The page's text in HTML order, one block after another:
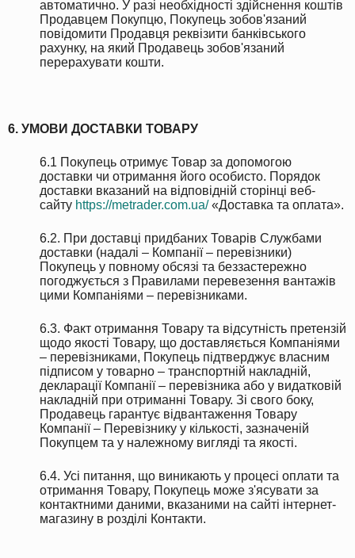
автоматично. У разі необхідності здійснення коштів
Продавцем Покупцю, Покупець зобов'язаний
повідомити Продавця реквізити банківського
рахунку, на який Продавець зобов'язаний
перерахувати кошти.
6. УМОВИ ДОСТАВКИ ТОВАРУ
6.1 Покупець отримує Товар за допомогою
доставки чи отримання його особисто. Порядок
доставки вказаний на відповідній сторінці веб-
сайту https://metrader.com.ua/«Доставка та оплата».
6.2. При доставці придбаних Товарів Службами
доставки (надалі – Компанії – перевізники)
Покупець у повному обсязі та беззастережно
погоджується з Правилами перевезення вантажів
цими Компаніями – перевізниками.
6.3. Факт отримання Товару та відсутність претензій
щодо якості Товару, що доставляється Компаніями
– перевізниками, Покупець підтверджує власним
підписом у товарно – транспортній накладній,
декларації Компанії – перевізника або у видатковій
накладній при отриманні Товару. Зі свого боку,
Продавець гарантує відвантаження Товару
Компанії – Перевізнику у кількості, зазначеній
Покупцем та у належному вигляді та якості.
6.4. Усі питання, що виникають у процесі оплати та
отримання Товару, Покупець може з'ясувати за
контактними даними, вказаними на сайті інтернет-
магазину в розділі Контакти.